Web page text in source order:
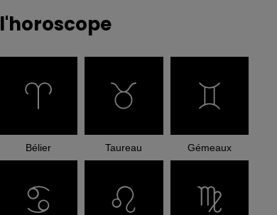
l'horoscope
Bélier Taureau Gémeaux